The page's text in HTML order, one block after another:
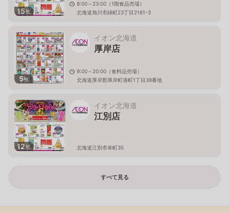
15枚
8:00～23:00（1階食品売場）
北海道旭川市緑町23丁目2161-3
5枚
イオン北海道
厚岸店
9:00～20:00（食料品売場）
北海道厚岸郡厚岸町港町1丁目39番地
12枚
イオン北海道
江別店
北海道江別市幸町35
すべて見る